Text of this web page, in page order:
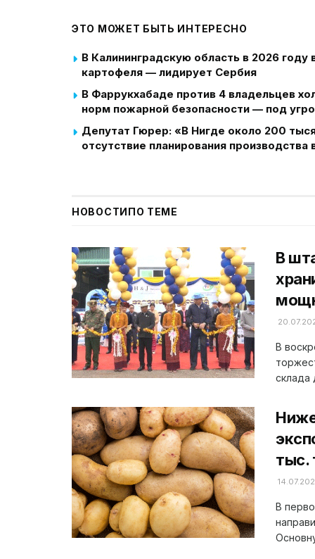
ЭТО МОЖЕТ БЫТЬ ИНТЕРЕСНО
В Калининградскую область в 2026
картофеля — лидирует Сербия
В Фаррукхабаде против 4 владельцев
норм пожарной безопасности — под
Депутат Гюрер: «В Нигде около 200
отсутствие планирования
НОВОСТИПО ТЕМЕ
В
В
склада
тыс.
В